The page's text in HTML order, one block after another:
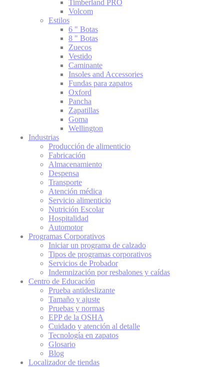
Timberland PRO
Volcom
Estilos
6 " Botas
8 " Botas
Zuecos
Vestido
Caminante
Insoles and Accessories
Fundas para zapatos
Oxford
Pancha
Zapatillas
Goma
Wellington
Industrias
Producción de alimenticio
Fabricación
Almacenamiento
Despensa
Transporte
Atención médica
Servicio alimenticio
Nutrición Escolar
Hospitalidad
Automotor
Programas Corporativos
Iniciar un programa de calzado
Tipos de programas corporativos
Servicios de Probador
Indemnización por resbalones y caídas
Centro de Educación
Prueba antideslizante
Tamaño y ajuste
Pruebas y normas
EPP de la OSHA
Cuidado y atención al detalle
Tecnología en zapatos
Glosario
Blog
Localizador de tiendas